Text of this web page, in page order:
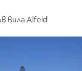
вила Alfeld